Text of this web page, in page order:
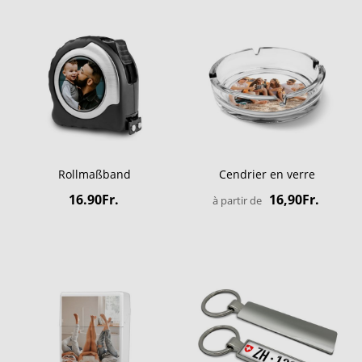
Rollmaßband
16.90Fr.
Cendrier en verre
à partir de 16,90Fr.